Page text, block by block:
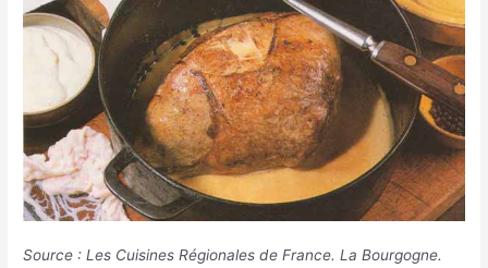
Source : Les Cuisines Régionales de France. La Bourgogne.